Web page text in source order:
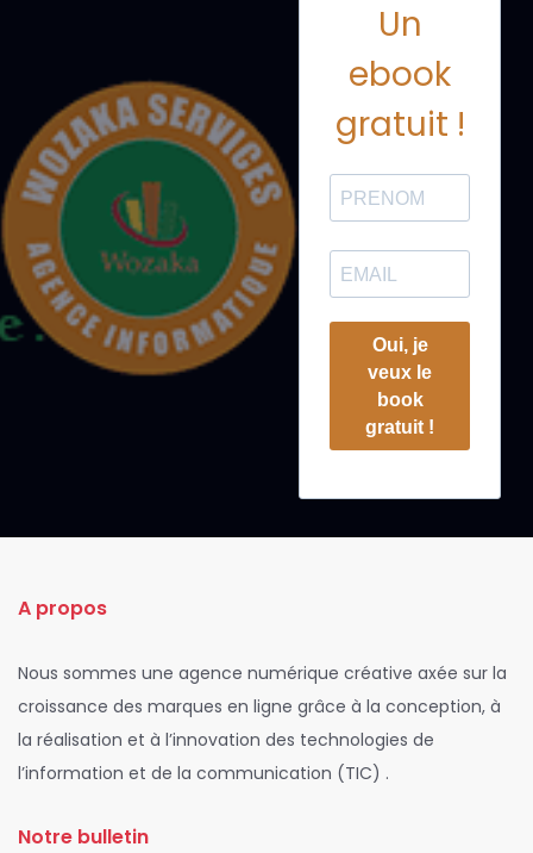
Un
ebook
gratuit !
Oui, je
veux le
book
gratuit !
A propos
Nous sommes une agence numérique créative axée sur la
croissance des marques en ligne grâce à la conception, à
la réalisation et à l’innovation des technologies de
l’information et de la communication (TIC) .
Notre bulletin